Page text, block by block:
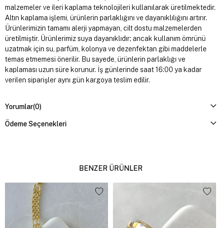
malzemeler ve ileri kaplama teknolojileri kullanılarak üretilmektedir.
Altın kaplama işlemi, ürünlerin parlaklığını ve dayanıklılığını artırır.
Ürünlerimizin tamamı alerji yapmayan, cilt dostu malzemelerden
üretilmiştir. Ürünlerimiz suya dayanıklıdır; ancak kullanım ömrünü
uzatmak için su, parfüm, kolonya ve dezenfektan gibi maddelerle
temas etmemesi önerilir. Bu sayede, ürünlerin parlaklığı ve
kaplaması uzun süre korunur. İş günlerinde saat 16:00 ya kadar
verilen siparişler aynı gün kargoya teslim edilir.
Yorumlar(0)
Ödeme Seçenekleri
BENZER ÜRÜNLER